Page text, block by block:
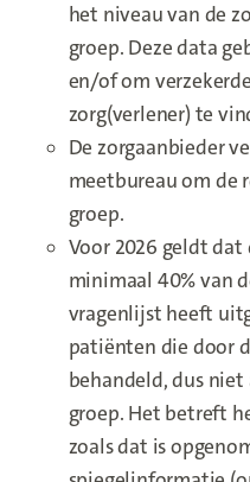
het niveau van de
groep. Deze data
en/of om
zorg(verlener) te
De zorgaanbieder
meetbureau om de
groep.
Voor 2026 geldt dat
minimaal 40% van
vragenlijst heeft
patiënten die door
behandeld, dus niet
groep. Het betreft
zoals dat is